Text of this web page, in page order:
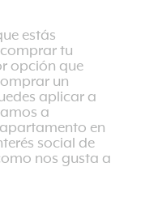
estás
tu
opción que
un
aplicar a
a
en
social de
nos gusta a